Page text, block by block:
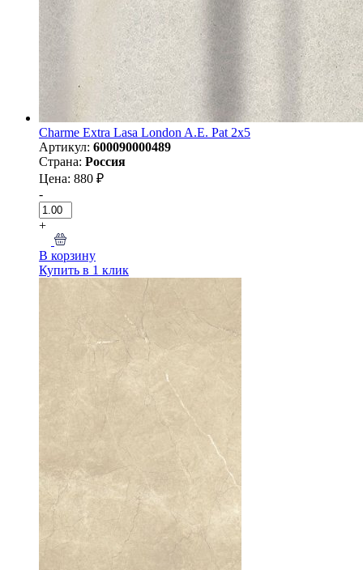
Charme Extra Lasa London A.E. Pat 2x5
Артикул: 600090000489
Страна: Россия
Цена: 880 ₽
-
+
В корзину
Купить в 1 клик